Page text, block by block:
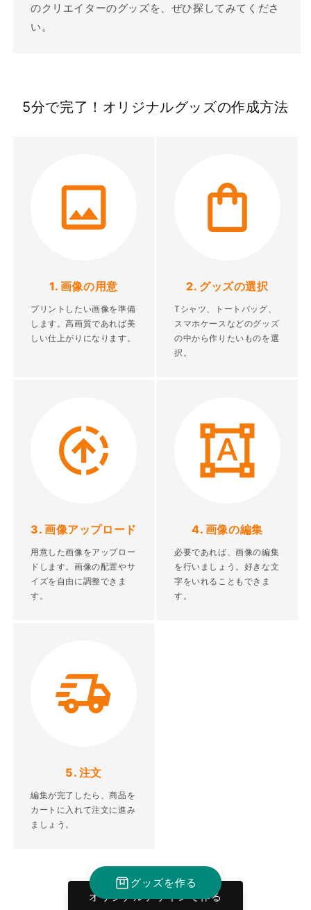
のクリエイターのグッズを、ぜひ探してみてくださ
い。
5分で完了！オリジナルグッズの作成方法
1. 画像の用意
プリントしたい画像を準備
します。高画質であれば美
しい仕上がりになります。
2. グッズの選択
Tシャツ、トートバッグ、
スマホケースなどのグッズ
の中から作りたいものを選
択。
3. 画像アップロード
用意した画像をアップロー
ドします。画像の配置やサ
イズを自由に調整できま
す。
4. 画像の編集
必要であれば、画像の編集
を行いましょう。好きな文
字をいれることもできま
す。
5. 注文
編集が完了したら、商品を
カートに入れて注文に進み
ましょう。
オリジナルデザインで作る
グッズを作る